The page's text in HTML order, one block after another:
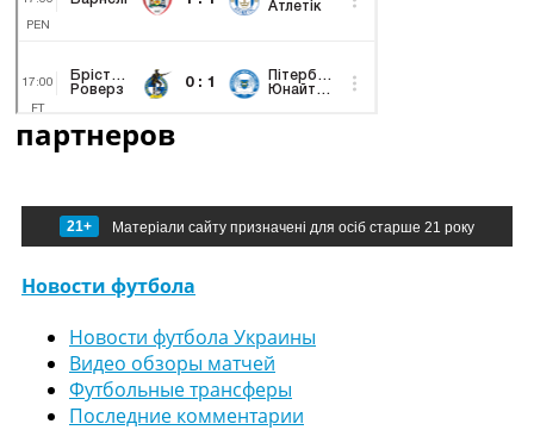
партнеров
21+ Матеріали сайту призначені для осіб старше 21 року
Новости футбола
Новости футбола Украины
Видео обзоры матчей
Футбольные трансферы
Последние комментарии